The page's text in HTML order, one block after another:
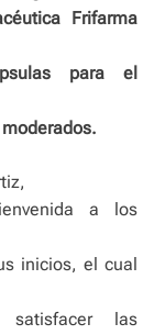
Frifarma
para el
a los
inicios, el cual
las